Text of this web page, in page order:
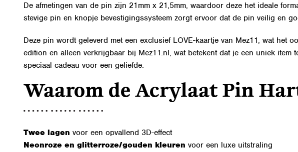
De afmetingen van de pin zijn 21mm x 21,5mm, waardoor deze het ideale
stevige pin en knopje bevestigingssysteem zorgt ervoor dat de pin veilig en
Deze pin wordt geleverd met een exclusief LOVE-kaartje van Mez11, wat het
edition en alleen verkrijgbaar bij Mez11.nl, wat betekent dat je een uniek
speciaal cadeau voor een geliefde.
Waarom de Acrylaat Pin
Twee lagen voor een opvallend 3D-effect
Neonroze en glitterroze/gouden kleuren voor een luxe uitstraling